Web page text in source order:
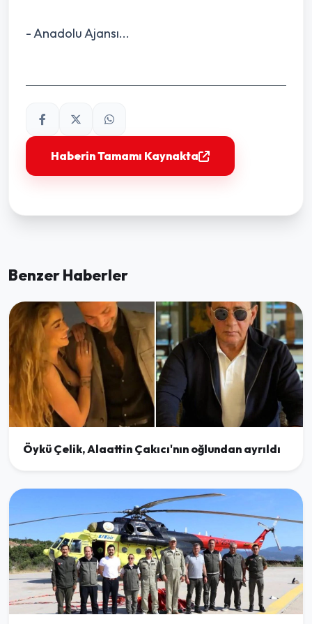
- Anadolu Ajansı...
Haberin Tamamı Kaynakta
Benzer Haberler
Öykü Çelik, Alaattin Çakıcı'nın oğlundan ayrıldı